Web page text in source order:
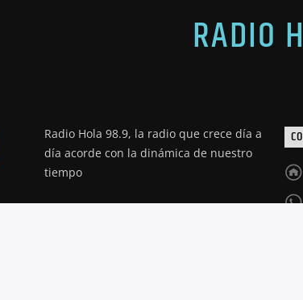
RADIO
Radio Hola 98.9, la radio que crece día a
día acorde con la dinámica de nuestro
tiempo